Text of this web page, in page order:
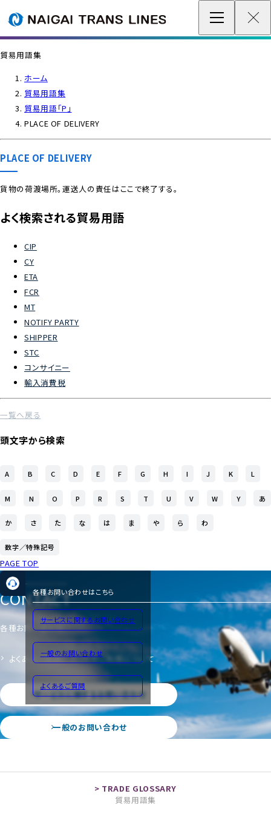
IR情報
物流トピックス
企業情報 / グローバルネットワーク
各種情報
貿易用語集
ホーム
貿易用語集
貿易用語「P」
PLACE OF DELIVERY
PLACE OF DELIVERY
貨物の荷渡場所。運送人の責任はここで終了する。
よく検索される貿易用語
CIP
CY
ETA
FCR
MT
NOTIFY PARTY
SHIPPER
STC
コンサイニー
輸入消費税
一覧へ戻る
頭文字から検索
A B C D E F G H I J K L
M N O P R S T U V W Y あ
か さ た な は ま や ら わ
数字／特殊記号
PAGE TOP
各種お問い合わせはこちら
サービスに関するお問い合わせ
一般のお問い合わせ
よくあるご質問
CONTACT
各種お問い合わせ
よくあるご質問 サイトのご利用について
サービスに関するお問い合わせ
一般のお問い合わせ
貿易用語集